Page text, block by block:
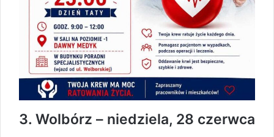
3. Wolbórz – niedziela, 28 czerwca